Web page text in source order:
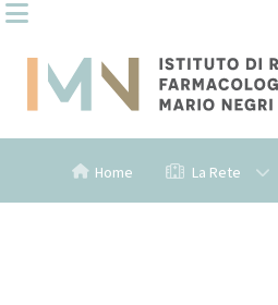
Home La Rete